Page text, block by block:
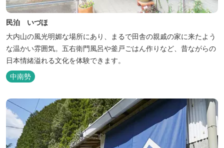
民泊 いづほ
大内山の風光明媚な場所にあり、まるで田舎の親戚の家に来たよう
な温かい雰囲気。五右衛門風呂や釜戸ごはん作りなど、昔ながらの
日本情緒溢れる文化を体験できます。
中南勢